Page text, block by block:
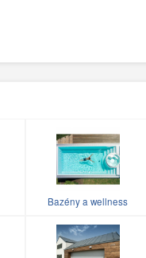
Bazény a wellness